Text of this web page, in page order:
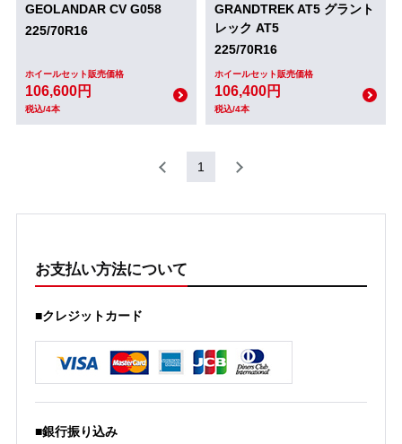
GEOLANDAR CV G058
225/70R16
ホイールセット販売価格
106,600円
税込/4本
GRANDTREK AT5 グラント
レック AT5
225/70R16
ホイールセット販売価格
106,400円
税込/4本
1
お支払い方法について
■クレジットカード
■銀行振り込み